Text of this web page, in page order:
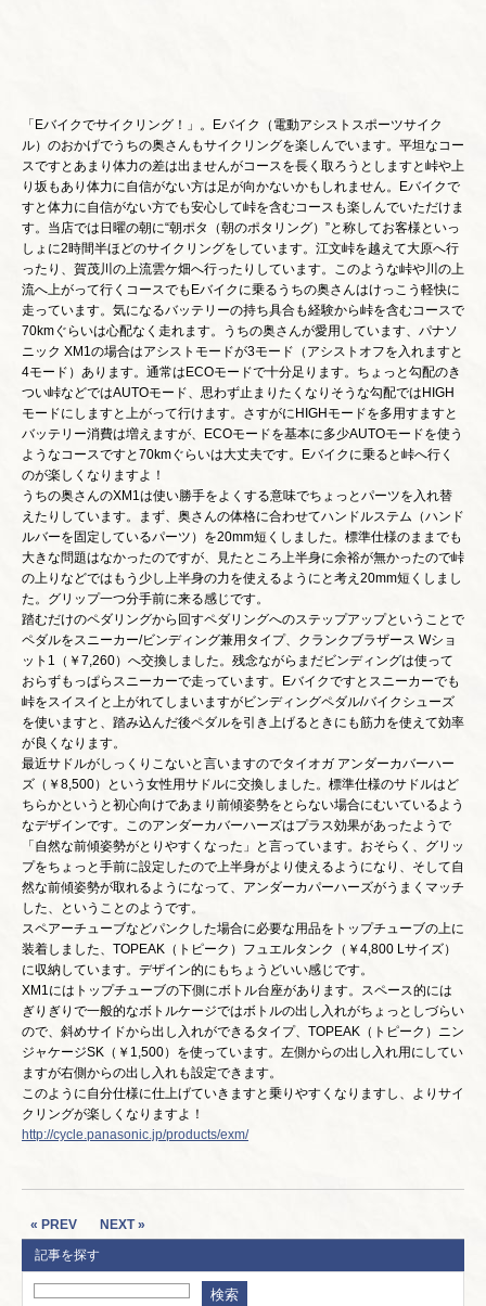
「Eバイクでサイクリング！」。Eバイク（電動アシストスポーツサイク
ル）のおかげでうちの奥さんもサイクリングを楽しんでいます。平坦なコー
スですとあまり体力の差は出ませんがコースを長く取ろうとしますと峠や上
り坂もあり体力に自信がない方は足が向かないかもしれません。Eバイクで
すと体力に自信がない方でも安心して峠を含むコースも楽しんでいただけま
す。当店では日曜の朝に“朝ポタ（朝のポタリング）”と称してお客様といっ
しょに2時間半ほどのサイクリングをしています。江文峠を越えて大原へ行
ったり、賀茂川の上流雲ケ畑へ行ったりしています。このような峠や川の上
流へ上がって行くコースでもEバイクに乗るうちの奥さんはけっこう軽快に
走っています。気になるバッテリーの持ち具合も経験から峠を含むコースで
70kmぐらいは心配なく走れます。うちの奥さんが愛用しています、パナソ
ニック XM1の場合はアシストモードが3モード（アシストオフを入れますと
4モード）あります。通常はECOモードで十分足ります。ちょっと勾配のき
つい峠などではAUTOモード、思わず止まりたくなりそうな勾配ではHIGH
モードにしますと上がって行けます。さすがにHIGHモードを多用すますと
バッテリー消費は増えますが、ECOモードを基本に多少AUTOモードを使う
ようなコースですと70kmぐらいは大丈夫です。Eバイクに乗ると峠へ行く
のが楽しくなりますよ！
うちの奥さんのXM1は使い勝手をよくする意味でちょっとパーツを入れ替
えたりしています。まず、奥さんの体格に合わせてハンドルステム（ハンド
ルバーを固定しているパーツ）を20mm短くしました。標準仕様のままでも
大きな問題はなかったのですが、見たところ上半身に余裕が無かったので峠
の上りなどではもう少し上半身の力を使えるようにと考え20mm短くしまし
た。グリップ一つ分手前に来る感じです。
踏むだけのペダリングから回すペダリングへのステップアップということで
ペダルをスニーカー/ビンディング兼用タイプ、クランクブラザース Wショ
ット1（￥7,260）へ交換しました。残念ながらまだビンディングは使って
おらずもっぱらスニーカーで走っています。Eバイクですとスニーカーでも
峠をスイスイと上がれてしまいますがビンディングペダル/バイクシューズ
を使いますと、踏み込んだ後ペダルを引き上げるときにも筋力を使えて効率
が良くなります。
最近サドルがしっくりこないと言いますのでタイオガ アンダーカバーハー
ズ（￥8,500）という女性用サドルに交換しました。標準仕様のサドルはど
ちらかというと初心向けであまり前傾姿勢をとらない場合にむいているよう
なデザインです。このアンダーカバーハーズはプラス効果があったようで
「自然な前傾姿勢がとりやすくなった」と言っています。おそらく、グリッ
プをちょっと手前に設定したので上半身がより使えるようになり、そして自
然な前傾姿勢が取れるようになって、アンダーカパーハーズがうまくマッチ
した、ということのようです。
スペアーチューブなどパンクした場合に必要な用品をトップチューブの上に
装着しました、TOPEAK（トピーク）フュエルタンク（￥4,800 Lサイズ）
に収納しています。デザイン的にもちょうどいい感じです。
XM1にはトップチューブの下側にボトル台座があります。スペース的には
ぎりぎりで一般的なボトルケージではボトルの出し入れがちょっとしづらい
ので、斜めサイドから出し入れができるタイプ、TOPEAK（トピーク）ニン
ジャケージSK（￥1,500）を使っています。左側からの出し入れ用にしてい
ますが右側からの出し入れも設定できます。
このように自分仕様に仕上げていきますと乗りやすくなりますし、よりサイ
クリングが楽しくなりますよ！
http://cycle.panasonic.jp/products/exm/
« PREV
NEXT »
記事を探す